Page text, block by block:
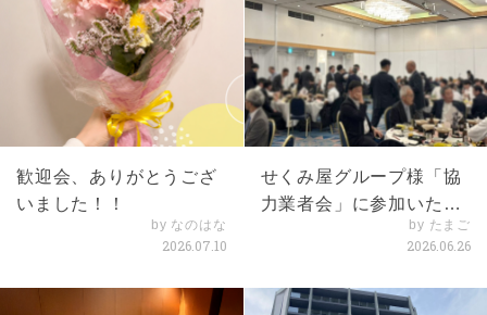
歓迎会、ありがとうござ
いました！！
by なのはな
2026.07.10
せくみ屋グループ様「協
力業者会」に参加いたし
by たまご
2026.06.26